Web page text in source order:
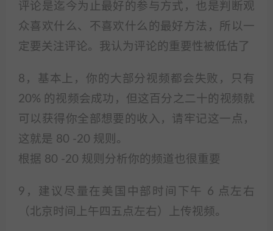
评论是迄今为止最好的参与方式，也是判断观
众喜欢什么、不喜欢什么的最好方法，所以一
定要关注评论。我认为评论的重要性被低估了
8，基本上，你的大部分视频都会失败，只有
20% 的视频会成功，但这百分之二十的视频就
可以获得你全部想要的收入，请牢记这一点，
这就是 80 -20 规则。
根据 80 -20 规则分析你的频道也很重要
9，建议尽量在美国中部时间下午 6 点左右
（北京时间上午四五点左右）上传视频。